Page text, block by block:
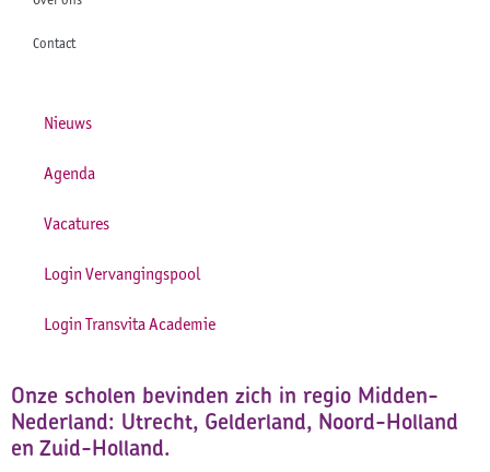
Contact
Nieuws
Agenda
Vacatures
Login Vervangingspool
Login Transvita Academie
Onze scholen bevinden zich in regio Midden-
Nederland: Utrecht, Gelderland, Noord-Holland
en Zuid-Holland.